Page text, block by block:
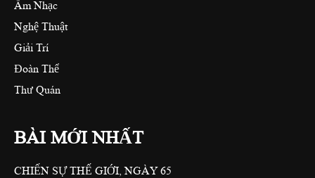
Âm Nhạc
Nghệ Thuật
Giải Trí
Đoàn Thể
Thư Quán
BÀI MỚI NHẤT
CHIẾN SỰ THẾ GIỚI, NGÀY 65